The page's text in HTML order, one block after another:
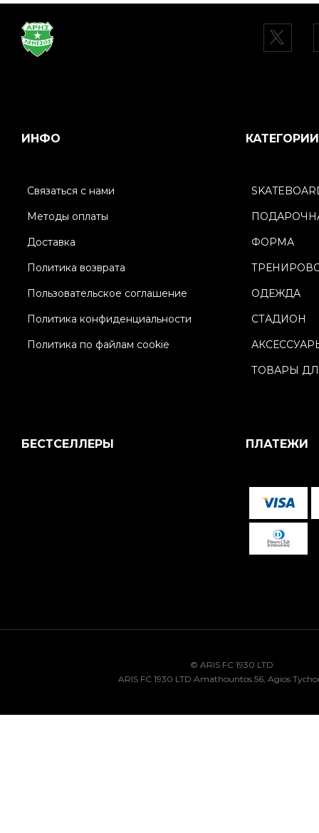
ИНФО
Связаться с нами
Методы оплаты
Доставка
Политика возврата
Пользовательское соглашение
Политика конфиденциальности
Политика по файлам cookie
КАТЕГОРИИ
ФОРМА
ОДЕЖДА
СТАДИОН
ТОВАРЫ
БЕСТСЕЛЛЕРЫ ПЛАТЕЖИ
© ARIS FC 1930 LTD
ARIS FC 1930 LTD Amathountos 56, Agios